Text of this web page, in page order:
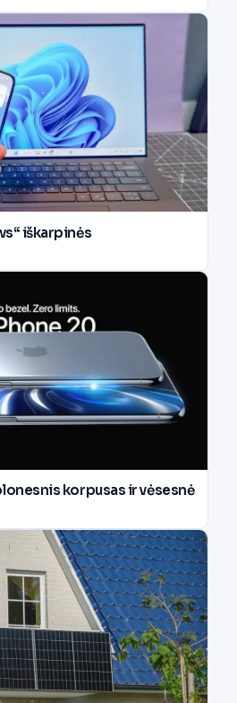
iškarpinės
korpusas ir vėsesnė